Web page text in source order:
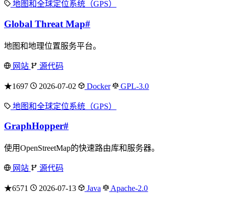
地图和全球定位系统（GPS）
Global Threat Map#
地图和地理位置服务平台。
网站 源代码
★1697 2026-07-02 Docker GPL-3.0
地图和全球定位系统（GPS）
GraphHopper#
使用OpenStreetMap的快速路由库和服务器。
网站 源代码
★6571 2026-07-13 Java Apache-2.0